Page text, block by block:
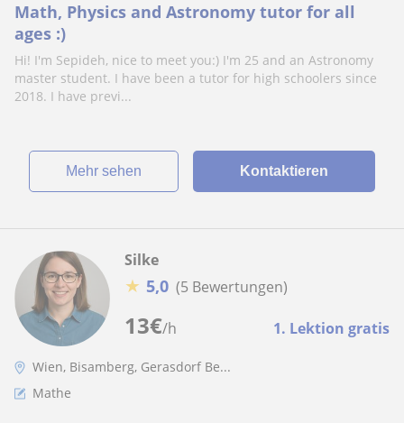
Math, Physics and Astronomy tutor for all
ages :)
Hi! I'm Sepideh, nice to meet you:) I'm 25 and an Astronomy
master student. I have been a tutor for high schoolers since
2018. I have previ...
Mehr sehen Kontaktieren
13€/h 1. Lektion gratis
Silke
★ 5,0 (5 Bewertungen)
Wien, Bisamberg, Gerasdorf Be...
Mathe